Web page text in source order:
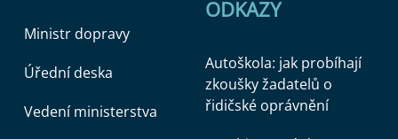
Ministr dopravy
Úřední deska
Vedení ministerstva
ODKAZY
Autoškola: jak probíhají
zkoušky žadatelů o
řidičské oprávnění